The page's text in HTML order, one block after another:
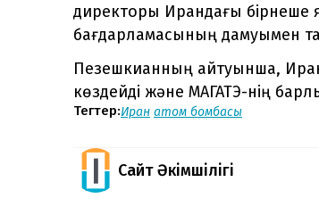
директоры Ирандағы
бағдарламасының дамуымен
Пезешкианның айтуынша,
көздейді және МАГАТЭ-нің
Тегтер:Иран атом бомбасы
Сайт Әкімшілігі